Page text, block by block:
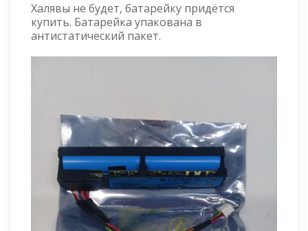
Халявы не будет, батарейку придётся
купить. Батарейка упакована в
антистатический пакет.